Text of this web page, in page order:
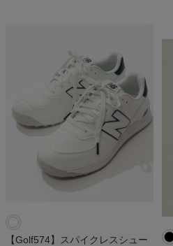
【Golf574】スパイクレスシュー